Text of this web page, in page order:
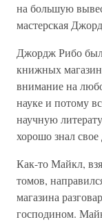
на большую
мастерская
Джордж Рибо
книжных
внимание на
науке и потому
научную
хорошо знал
Как-то Майкл,
томов,
магазина
господином.